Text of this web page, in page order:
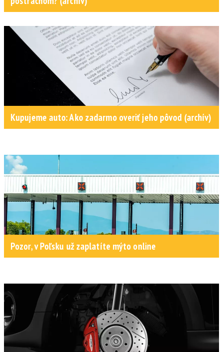
Kupujeme auto: Ako zadarmo overiť jeho pôvod (archív)
Pozor, v Poľsku už zaplatíte mýto online